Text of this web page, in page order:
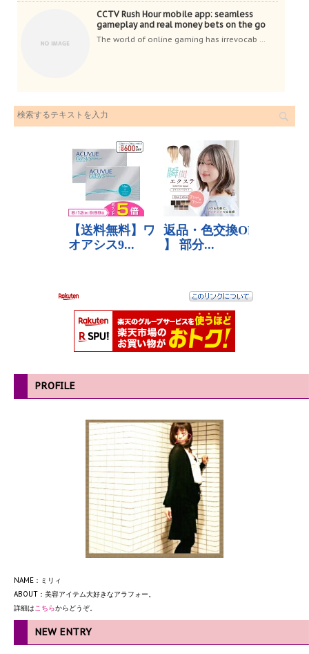
CCTV Rush Hour mobile app: seamless
gameplay and real money bets on the go
The world of online gaming has irrevocab ...
PROFILE
NAME：ミリィ
ABOUT：美容アイテム大好きなアラフォー。
詳細はこちらからどうぞ。
NEW ENTRY